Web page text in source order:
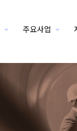
주요사업